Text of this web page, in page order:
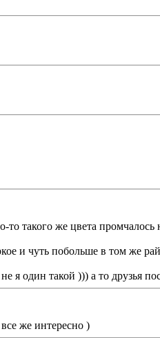
такого же цвета
и чуть побольше в том же
я один такой ))) а то друзья
же интересно )